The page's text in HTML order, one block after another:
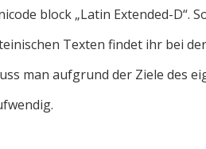
block „Latin Extended-D“.
Texten findet ihr bei
man aufgrund der Ziele des